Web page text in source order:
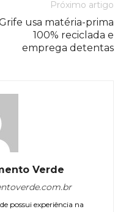
Próximo artigo
usa matéria-prima
100% reciclada e
emprega detentas
Verde
possui experiência na